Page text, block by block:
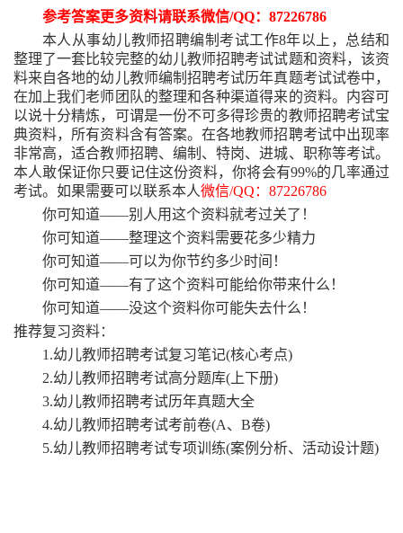
参考答案更多资料请联系微信/QQ：87226786
本人从事幼儿教师招聘编制考试工作8年以上，总结和
整理了一套比较完整的幼儿教师招聘考试试题和资料，该资
料来自各地的幼儿教师编制招聘考试历年真题考试试卷中，
在加上我们老师团队的整理和各种渠道得来的资料。内容可
以说十分精炼，可谓是一份不可多得珍贵的教师招聘考试宝
典资料，所有资料含有答案。在各地教师招聘考试中出现率
非常高，适合教师招聘、编制、特岗、进城、职称等考试。
本人敢保证你只要记住这份资料，你将会有99%的几率通过
考试。如果需要可以联系本人微信/QQ：87226786
你可知道——别人用这个资料就考过关了！
你可知道——整理这个资料需要花多少精力
你可知道——可以为你节约多少时间！
你可知道——有了这个资料可能给你带来什么！
你可知道——没这个资料你可能失去什么！
推荐复习资料：
1.幼儿教师招聘考试复习笔记(核心考点)
2.幼儿教师招聘考试高分题库(上下册)
3.幼儿教师招聘考试历年真题大全
4.幼儿教师招聘考试考前卷(A、B卷)
5.幼儿教师招聘考试专项训练(案例分析、活动设计题)